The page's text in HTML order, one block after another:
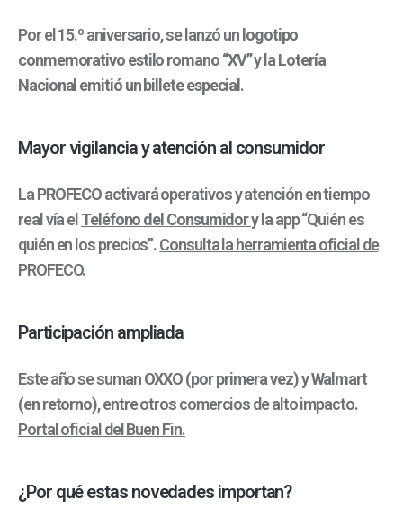
Por el 15.º aniversario, se lanzó unlogotipo
conmemorativo estilo romano “XV”y laLotería
Nacional emitió un billete especial.
Mayor vigilancia y atención al consumidor
LaPROFECOactivará operativos y atención en tiempo
real vía el Teléfono del Consumidory la app “Quién es
quién en los precios”.Consulta la herramienta oficial de
PROFECO.
Participación ampliada
Este año se sumanOXXO (por primera vez)yWalmart
(en retorno), entre otros comercios de alto impacto.
Portal oficial del Buen Fin.
¿Por qué estas novedades importan?